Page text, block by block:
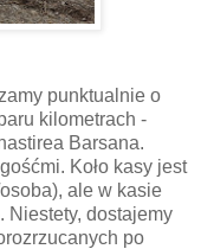
punktualnie o
kilometrach -
Barsana.
Koło kasy jest
ale w kasie
Niestety, dostajemy
po